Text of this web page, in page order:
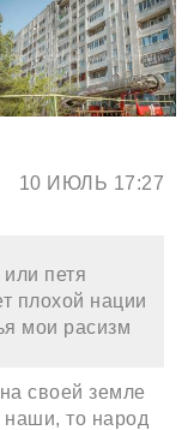
10 ИЮЛЬ 17:27
петя
плохой нации
мои расизм
своей земле
наши, то народ